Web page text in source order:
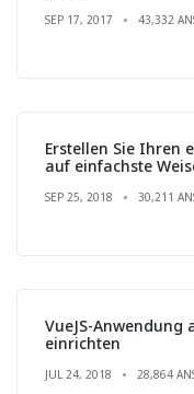
SEP 17, 2017 43,332
Erstellen Sie Ihren
auf einfachste
SEP 25, 2018 30,211
VueJS-Anwendung
einrichten
JUL 24, 2018 28,864